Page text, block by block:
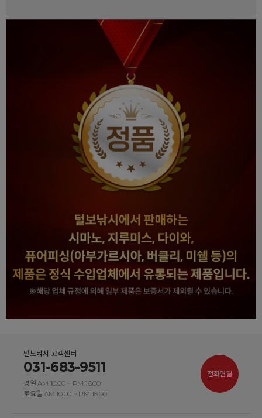
털보낚시 고객센터
031-683-9511
평일 AM 10:00 ~ PM 16:00
토요일 AM 10:00 ~ PM 16:00
전화연결